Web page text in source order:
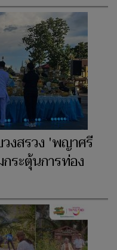
งสรวง 'พญาศรี
ระตุ้นการท่อง